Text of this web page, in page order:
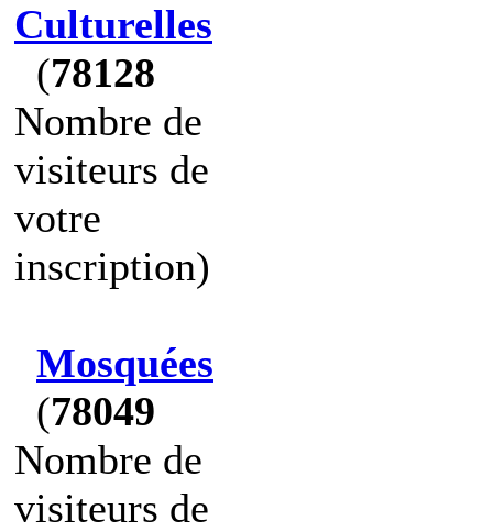
Culturelles
(78128
Nombre de
visiteurs de
votre
inscription)
Mosquées
(78049
Nombre de
visiteurs de